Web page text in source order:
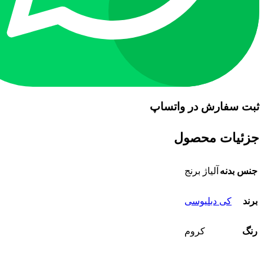
ثبت سفارش در واتساپ
جزئیات محصول
جنس بدنه آلیاژ برنج
برند کی دبلیوسی
رنگ کروم